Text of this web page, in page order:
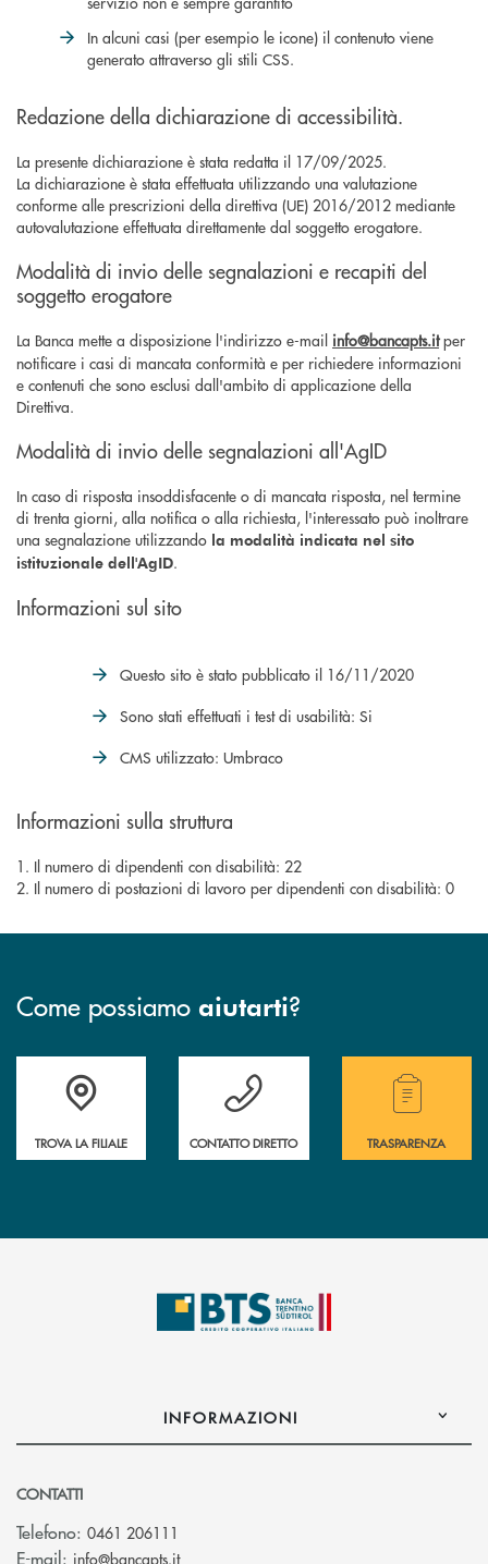
In alcuni casi (per esempio le icone) il contenuto viene
generato attraverso gli stili CSS.
Redazione della dichiarazione di accessibilità.
La presente dichiarazione è stata redatta il 17/09/2025.
La dichiarazione è stata effettuata utilizzando una valutazione
conforme alle prescrizioni della direttiva (UE) 2016/2012 mediante
autovalutazione effettuata direttamente dal soggetto erogatore.
Modalità di invio delle segnalazioni e recapiti del
soggetto erogatore
La Banca mette a disposizione l'indirizzo e-mail info@bancapts.it per
notificare i casi di mancata conformità e per richiedere informazioni
e contenuti che sono esclusi dall'ambito di applicazione della
Direttiva.
Modalità di invio delle segnalazioni all'AgID
In caso di risposta insoddisfacente o di mancata risposta, nel termine
di trenta giorni, alla notifica o alla richiesta, l'interessato può inoltrare
una segnalazione utilizzando la modalità indicata nel sito
istituzionale dell'AgID.
Informazioni sul sito
Questo sito è stato pubblicato il 16/11/2020
Sono stati effettuati i test di usabilità: Si
CMS utilizzato: Umbraco
Informazioni sulla struttura
1. Il numero di dipendenti con disabilità: 22
2. Il numero di postazioni di lavoro per dipendenti con disabilità: 0
Come possiamo aiutarti?
Accedi all' elenco completo delle filiali.
TROVA LA FILIALE
Hai bisogno di assistenza immediata?
CONTATTO DIRETTO
Hai bisogno di
TRASPARENZA
INFORMAZIONI
CONTATTI
Telefono: 0461 206111
E-mail: info@bancapts.it(si apre l’app di posta elettronica)